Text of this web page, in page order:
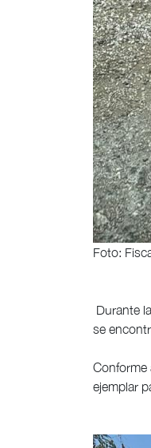
Foto:
Durante
se
Conforme
ejemplar